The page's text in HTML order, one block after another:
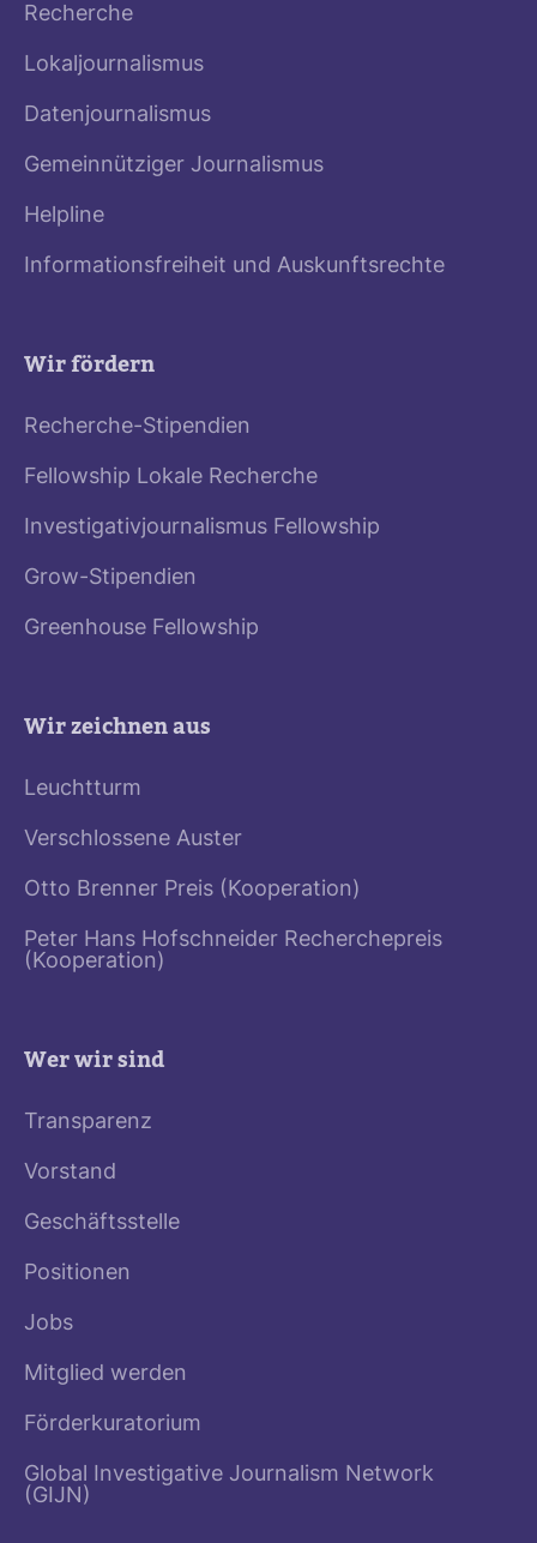
Recherche
Lokaljournalismus
Datenjournalismus
Gemeinnütziger Journalismus
Helpline
Informationsfreiheit und Auskunftsrechte
Wir fördern
Recherche-Stipendien
Fellowship Lokale Recherche
Investigativjournalismus Fellowship
Grow-Stipendien
Greenhouse Fellowship
Wir zeichnen aus
Leuchtturm
Verschlossene Auster
Otto Brenner Preis (Kooperation)
Peter Hans Hofschneider Recherchepreis
(Kooperation)
Wer wir sind
Transparenz
Vorstand
Geschäftsstelle
Positionen
Jobs
Mitglied werden
Förderkuratorium
Global Investigative Journalism Network
(GIJN)